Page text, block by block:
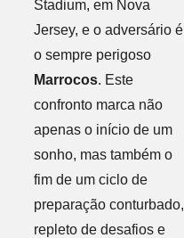
Stadium, em Nova
Jersey, e o adversário é
o sempre perigoso
Marrocos. Este
confronto marca não
apenas o início de um
sonho, mas também o
fim de um ciclo de
preparação conturbado,
repleto de desafios e